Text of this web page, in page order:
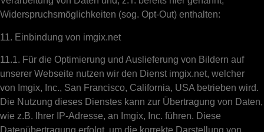
Widerspruchsmöglichkeiten (sog. Opt-Out) enthalten:
11. Einbindung von imgix.net
11.1. Für die Optimierung und Auslieferung von Bildern auf
unserer Webseite nutzen wir den Dienst imgix.net, welcher
von Imgix, Inc., San Francisco, California, USA betrieben wird.
Die Nutzung dieses Dienstes kann zur Übertragung von Daten,
wie z.B. Ihrer IP-Adresse, an Imgix, Inc. führen. Diese